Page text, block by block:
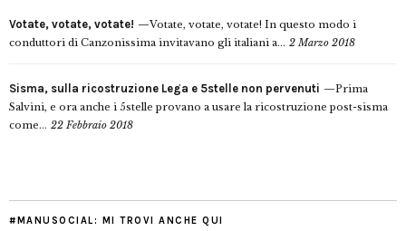
Votate, votate, votate!
Votate, votate, votate! In questo modo i
conduttori di Canzonissima invitavano gli italiani a... 2 Marzo 2018
Sisma, sulla ricostruzione Lega e 5stelle non pervenuti
Prima
Salvini, e ora anche i 5stelle provano a usare la ricostruzione post-sisma
come... 22 Febbraio 2018
#MANUSOCIAL: MI TROVI ANCHE QUI